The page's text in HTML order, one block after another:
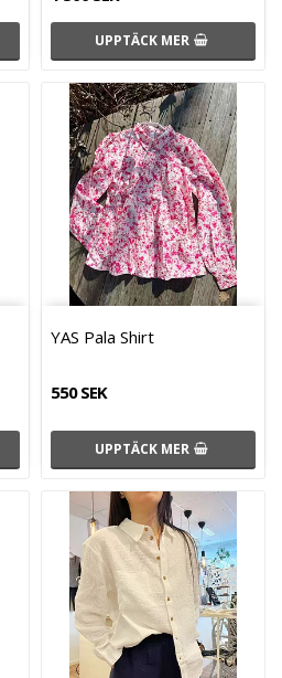
UPPTÄCK MER
YAS Pala Shirt
550 SEK
UPPTÄCK MER